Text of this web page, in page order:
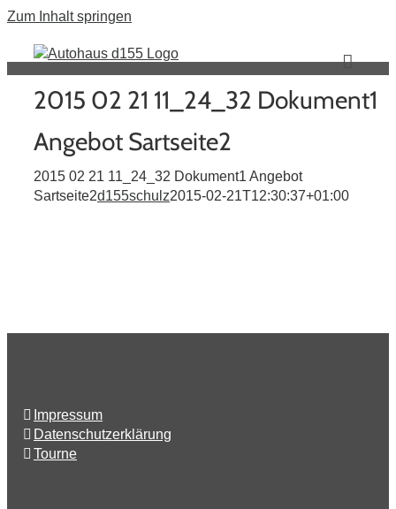
Zum Inhalt springen
2015 02 21 11_24_32 Dokument1
Angebot Sartseite2
2015 02 21 11_24_32 Dokument1 Angebot
Sartseite2d155schulz2015-02-21T12:30:37+01:00
Impressum
Datenschutzerklärung
Tourne